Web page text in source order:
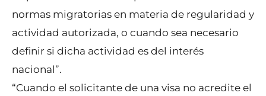
normas migratorias en materia de regularidad y
actividad autorizada, o cuando sea necesario
definir si dicha actividad es del interés
nacional”.
“Cuando el solicitante de una visa no acredite el